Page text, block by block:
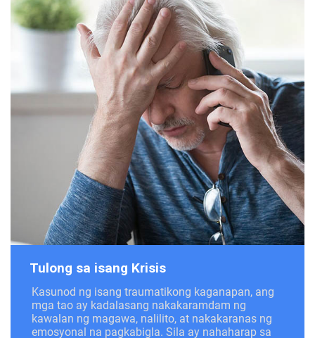
Tulong sa isang Krisis
Kasunod ng isang traumatikong kaganapan, ang
mga tao ay kadalasang nakakaramdam ng
kawalan ng magawa, nalilito, at nakakaranas ng
emosyonal na pagkabigla. Sila ay nahaharap sa